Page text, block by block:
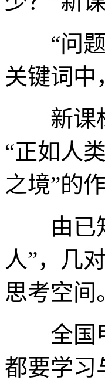
“问题”
关键词中
新课标
“正如人
之境”的
由已知
人”，几
思考空间
全国甲
都要学习